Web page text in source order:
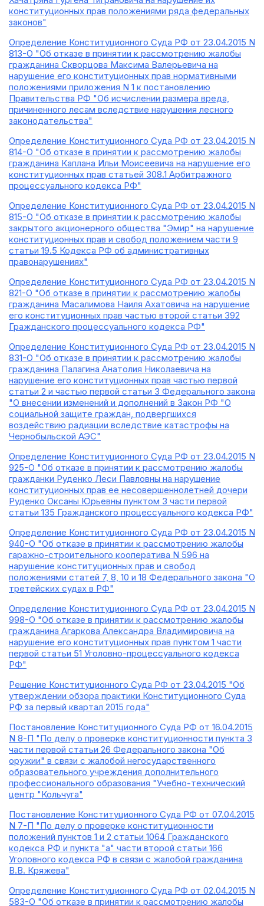
конституционных прав положениями ряда федеральных
законов"
Определение Конституционного Суда РФ от 23.04.2015 N
813-О "Об отказе в принятии к рассмотрению жалобы
гражданина Скворцова Максима Валерьевича на
нарушение его конституционных прав нормативными
положениями приложения N 1 к постановлению
Правительства РФ "Об исчислении размера вреда,
причиненного лесам вследствие нарушения лесного
законодательства"
Определение Конституционного Суда РФ от 23.04.2015 N
814-О "Об отказе в принятии к рассмотрению жалобы
гражданина Каплана Ильи Моисеевича на нарушение его
конституционных прав статьей 308.1 Арбитражного
процессуального кодекса РФ"
Определение Конституционного Суда РФ от 23.04.2015 N
815-О "Об отказе в принятии к рассмотрению жалобы
закрытого акционерного общества "Эмир" на нарушение
конституционных прав и свобод положением части 9
статьи 19.5 Кодекса РФ об административных
правонарушениях"
Определение Конституционного Суда РФ от 23.04.2015 N
821-О "Об отказе в принятии к рассмотрению жалобы
гражданина Масалимова Наиля Ахатовича на нарушение
его конституционных прав частью второй статьи 392
Гражданского процессуального кодекса РФ"
Определение Конституционного Суда РФ от 23.04.2015 N
831-О "Об отказе в принятии к рассмотрению жалобы
гражданина Палагина Анатолия Николаевича на
нарушение его конституционных прав частью первой
статьи 2 и частью первой статьи 3 Федерального закона
"О внесении изменений и дополнений в Закон РФ "О
социальной защите граждан, подвергшихся
воздействию радиации вследствие катастрофы на
Чернобыльской АЭС"
Определение Конституционного Суда РФ от 23.04.2015 N
925-О "Об отказе в принятии к рассмотрению жалобы
гражданки Руденко Леси Павловны на нарушение
конституционных прав ее несовершеннолетней дочери
Руденко Оксаны Юрьевны пунктом 3 части первой
статьи 135 Гражданского процессуального кодекса РФ"
Определение Конституционного Суда РФ от 23.04.2015 N
940-О "Об отказе в принятии к рассмотрению жалобы
гаражно-строительного кооператива N 596 на
нарушение конституционных прав и свобод
положениями статей 7, 8, 10 и 18 Федерального закона "О
третейских судах в РФ"
Определение Конституционного Суда РФ от 23.04.2015 N
998-О "Об отказе в принятии к рассмотрению жалобы
гражданина Агаркова Александра Владимировича на
нарушение его конституционных прав пунктом 1 части
первой статьи 51 Уголовно-процессуального кодекса
РФ"
Решение Конституционного Суда РФ от 23.04.2015 "Об
утверждении обзора практики Конституционного Суда
РФ за первый квартал 2015 года"
Постановление Конституционного Суда РФ от 16.04.2015
N 8-П "По делу о проверке конституционности пункта 3
части первой статьи 26 Федерального закона "Об
оружии" в связи с жалобой негосударственного
образовательного учреждения дополнительного
профессионального образования "Учебно-технический
центр "Кольчуга"
Постановление Конституционного Суда РФ от 07.04.2015
N 7-П "По делу о проверке конституционности
положений пунктов 1 и 2 статьи 1064 Гражданского
кодекса РФ и пункта "а" части второй статьи 166
Уголовного кодекса РФ в связи с жалобой гражданина
В.В. Кряжева"
Определение Конституционного Суда РФ от 02.04.2015 N
583-О "Об отказе в принятии к рассмотрению жалобы